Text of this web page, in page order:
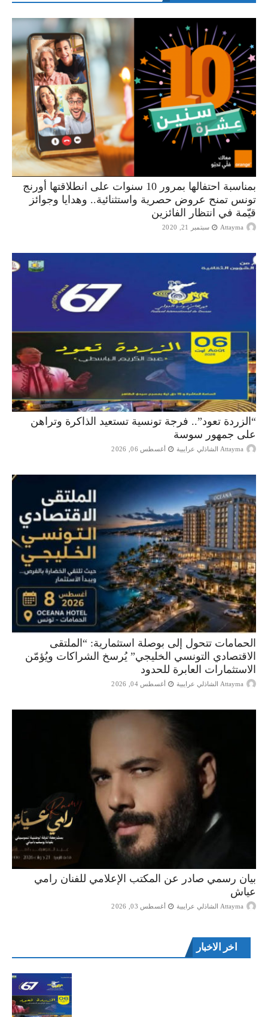
بمناسبة احتفالها بمرور 10 سنوات على انطلاقتها أورنج
تونس تمنح عروض حصرية واستثنائية.. وهدايا وجوائز
قيّمة في انتظار الفائزين
Attayma سبتمبر 21, 2020
“الزردة تعود”.. فرجة تونسية تستعيد الذاكرة وتراهن
على جمهور سوسة
Attayma الشاذلي عرايبية أغسطس 06, 2026
الحمامات تتحول إلى بوصلة استثمارية: “الملتقى
الاقتصادي التونسي الخليجي” يُرسخ الشراكات ويُؤمّن
الاستثمارات العابرة للحدود
Attayma الشاذلي عرايبية أغسطس 04, 2026
بيان رسمي صادر عن المكتب الإعلامي للفنان رامي
عياش
Attayma الشاذلي عرايبية أغسطس 03, 2026
اخر الاخبار